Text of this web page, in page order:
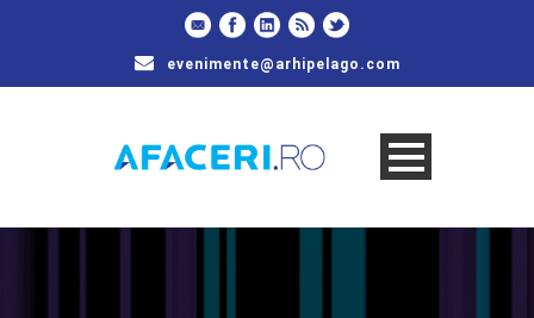
evenimente@arhipelago.com